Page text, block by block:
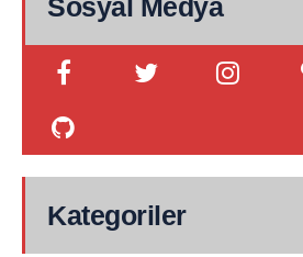
Sosyal Medya
Kategoriler